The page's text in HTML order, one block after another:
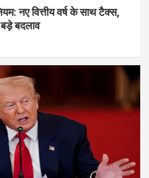
नए वित्तीय वर्ष के साथ टैक्स,
बदलाव